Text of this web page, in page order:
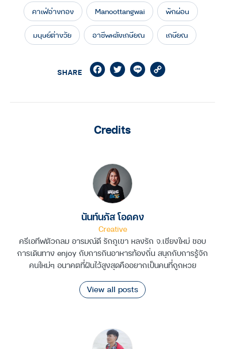
คาเฟ่อ่างทอง Manoottangwai พักผ่อน
มนุษย์ต่างวัย อาชีพหลังเกษียณ เกษียณ
SHARE FacebookTwitterLine
Credits
นันท์นภัส โอดคง
Creative
ครีเอทีฟตัวกลม อารมณ์ดี รักภูเขา หลงรัก จ.เชียงใหม่ ชอบ
การเดินทาง enjoy กับการกินอาหารท้องถิ่น สนุกกับการรู้จัก
คนใหม่ๆ อนาคตที่ฝันไว้สูงสุดคืออยากเป็นคนที่ถูกหวย
View all posts